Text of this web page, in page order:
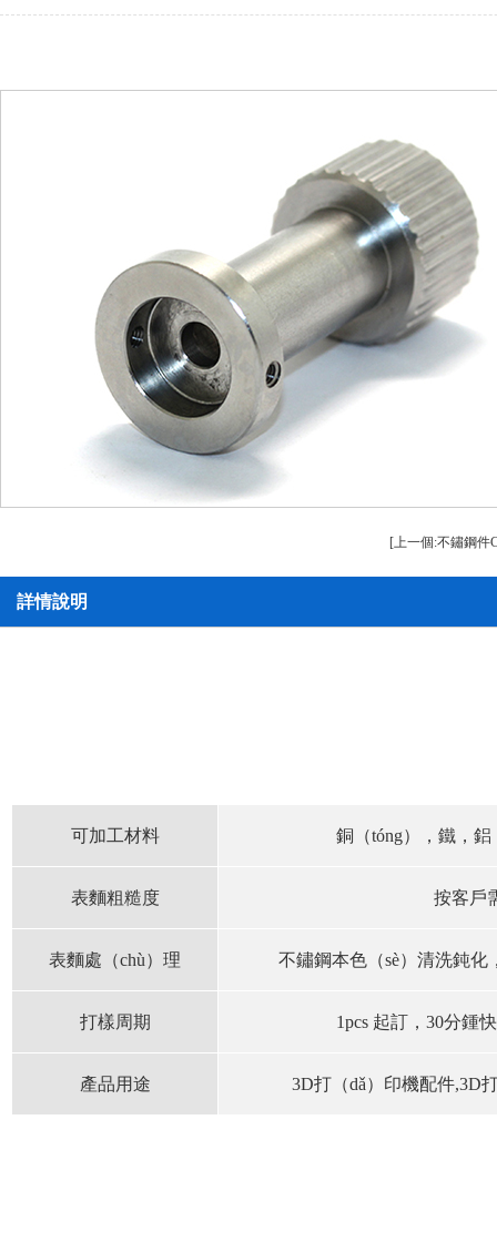
CNC長軸加工
鋁件CNC加工（gōng）
銅件CNC加工
螺母車床
銅件車床加工
銷軸車床
[上一個:不鏽鋼件
詳情說明
可加工材料 銅（tóng），鐵，
表麵粗糙度 按客戶
表麵處（chù）理 不鏽鋼本色（sè）清洗鈍化
打樣周期 1pcs 起訂，30分鍾
產品用途 3D打（dǎ）印機配件,3D